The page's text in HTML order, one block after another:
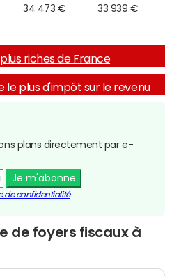
34 473 € 33 939 €
plus riches de France
le plus d'impôt sur le revenu
plans directement par e-
Je m'abonne
de confidentialité
de foyers fiscaux à